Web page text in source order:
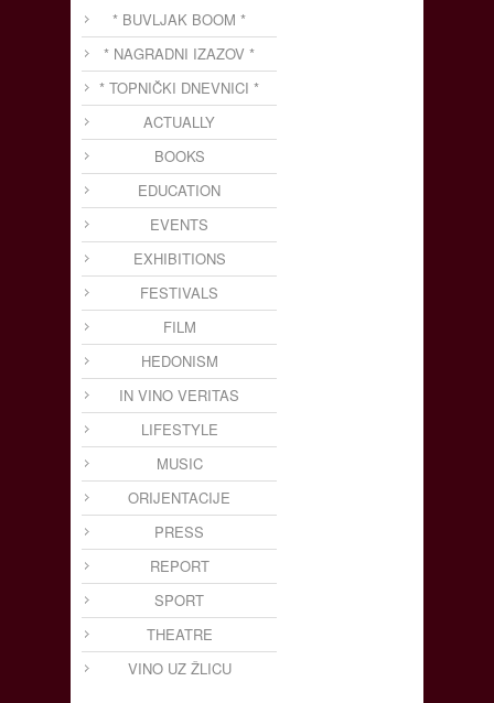
* BUVLJAK BOOM *
* NAGRADNI IZAZOV *
* TOPNIČKI DNEVNICI *
ACTUALLY
BOOKS
EDUCATION
EVENTS
EXHIBITIONS
FESTIVALS
FILM
HEDONISM
IN VINO VERITAS
LIFESTYLE
MUSIC
ORIJENTACIJE
PRESS
REPORT
SPORT
THEATRE
VINO UZ ŽLICU